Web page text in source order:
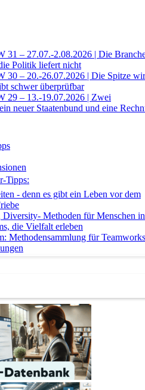
– 27.07.-2.08.2026 | Die
Politik liefert nicht
– 20.-26.07.2026 | Die Spitze
schwer überprüfbar
– 13.-19.07.2026 | Zwei
neuer Staatenbund und eine
Tipps:
- denn es gibt ein Leben vor dem
Diversity- Methoden für Menschen in
die Vielfalt erleben
Methodensammlung für